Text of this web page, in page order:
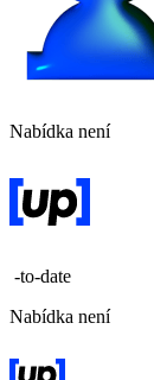
Nabídka není
-to-date
Nabídka není